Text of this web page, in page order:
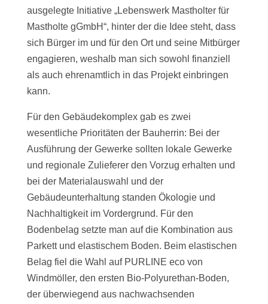
ausgelegte Initiative „Lebenswerk Mastholter für
Mastholte gGmbH“, hinter der die Idee steht, dass
sich Bürger im und für den Ort und seine Mitbürger
engagieren, weshalb man sich sowohl finanziell
als auch ehrenamtlich in das Projekt einbringen
kann.
Für den Gebäudekomplex gab es zwei
wesentliche Prioritäten der Bauherrin: Bei der
Ausführung der Gewerke sollten lokale Gewerke
und regionale Zulieferer den Vorzug erhalten und
bei der Materialauswahl und der
Gebäudeunterhaltung standen Ökologie und
Nachhaltigkeit im Vordergrund. Für den
Bodenbelag setzte man auf die Kombination aus
Parkett und elastischem Boden. Beim elastischen
Belag fiel die Wahl auf PURLINE eco von
Windmöller, den ersten Bio-Polyurethan-Boden,
der überwiegend aus nachwachsenden